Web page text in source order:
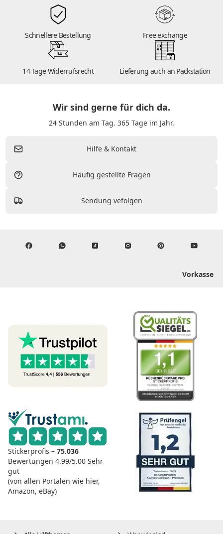
Schnellere Bestellung Free exchange
14
14 Tage Widerrufsrecht Lieferung auch an Packstation
Wir sind gerne für dich da.
24 Stunden am Tag. 365 Tage im Jahr.
Hilfe & Kontakt
Häufig gestellte Fragen
Sendung vefolgen
Vorkasse
Stickerprofis – 75.036
Bewertungen 4.99/5.00 Sehr
gut
(von allen Portalen wie hier,
Amazon, eBay)